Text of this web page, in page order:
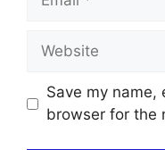
Website
Save my name,
browser for the